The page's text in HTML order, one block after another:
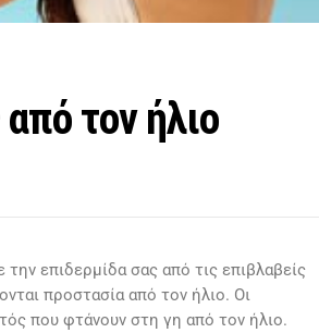
τον ήλιο
επιδερμίδα σας από τις επιβλαβείς
προστασία από τον ήλιο. Οι
που φτάνουν στη γη από τον ήλιο.